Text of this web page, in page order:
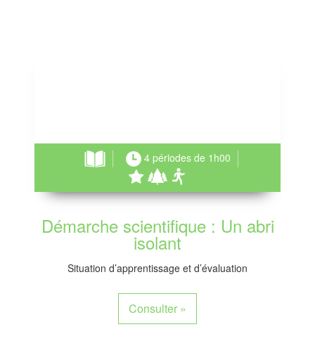
4 périodes de 1h00
Démarche scientifique : Un abri
isolant
Situation d’apprentissage et d’évaluation
Consulter »